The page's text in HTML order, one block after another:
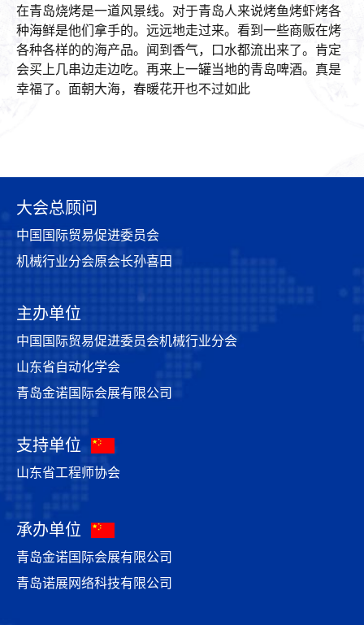
在青岛烧烤是一道风景线。对于青岛人来说烤鱼烤虾烤各
种海鲜是他们拿手的。远远地走过来。看到一些商贩在烤
各种各样的的海产品。闻到香气，口水都流出来了。肯定
会买上几串边走边吃。再来上一罐当地的青岛啤酒。真是
幸福了。面朝大海，春暖花开也不过如此
大会总顾问
中国国际贸易促进委员会
机械行业分会原会长孙喜田
主办单位
中国国际贸易促进委员会机械行业分会
山东省自动化学会
青岛金诺国际会展有限公司
支持单位
山东省工程师协会
承办单位
青岛金诺国际会展有限公司
青岛诺展网络科技有限公司